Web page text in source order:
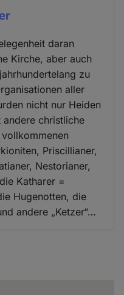
daran
Kirche, aber auch
zu
aller
nicht nur Heiden
christliche
Priscillianer,
Nestorianer,
Katharer =
Hugenotten, die
andere „Ketzer“…